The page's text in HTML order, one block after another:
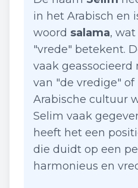
in het Arabisch en
woord salama,
"vrede" betekent.
vaak
van "de vredige" of
Arabische cultuur
Selim vaak
heeft het een
die duidt op een
harmonieus en